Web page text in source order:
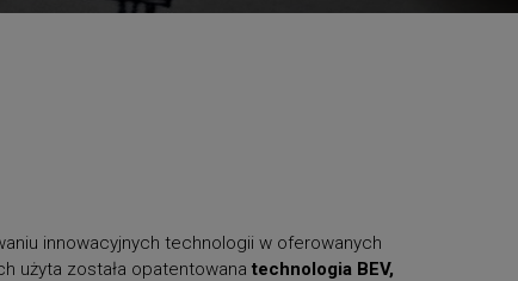
innowacyjnych technologii w oferowanych
użyta została opatentowana technologia BEV,